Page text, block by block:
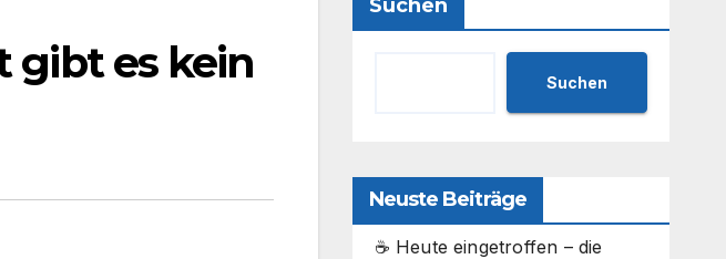
gibt es kein
Suchen
Suchen
Neuste Beiträge
☕ Heute eingetroffen – die